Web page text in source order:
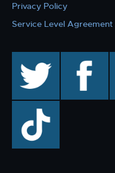
Privacy Policy
Service Level Agreement
facebook
TikTok